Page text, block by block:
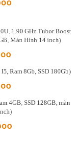
1.90 GHz Tubor Boost
Màn Hình 14 inch)
Ram 8Gb, SSD 180Gb)
4GB, SSD 128GB, màn